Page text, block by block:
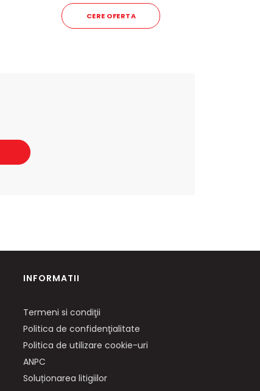
CERE OFERTA
INFORMATII
Termeni si condiţii
Politica de confidenţialitate
Politica de utilizare cookie-uri
ANPC
Soluționarea litigiilor